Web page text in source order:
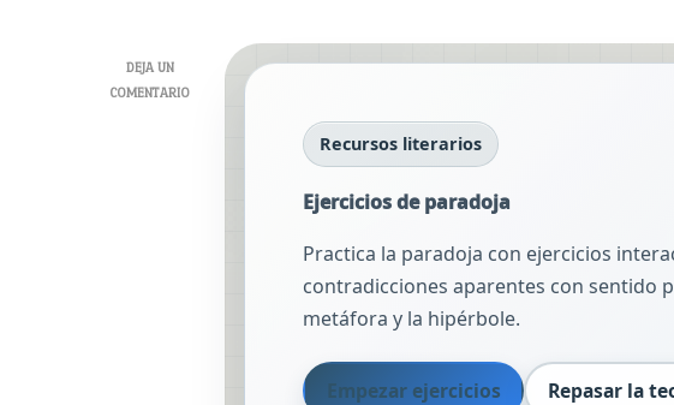
DEJA UN
COMENTARIOEN
Recursos literarios
Ejercicios de paradoja
Practica la paradoja con ejercicios
contradicciones aparentes con sentido
metáfora y la hipérbole.
Empezar ejercicios Repasar la